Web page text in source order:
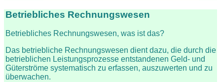
Betriebliches Rechnungswesen
Betriebliches Rechnungswesen, was ist das?
Das betriebliche Rechnungswesen dient dazu, die durch die
betrieblichen Leistungsprozesse entstandenen Geld- und
Güterströme systematisch zu erfassen, auszuwerten und zu
überwachen.